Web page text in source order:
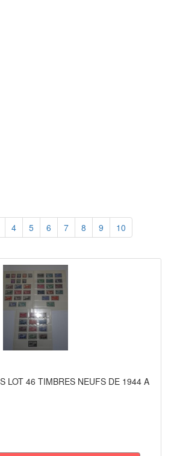
4 5 6 7 8 9 10
LOT 46 TIMBRES NEUFS DE 1944 A